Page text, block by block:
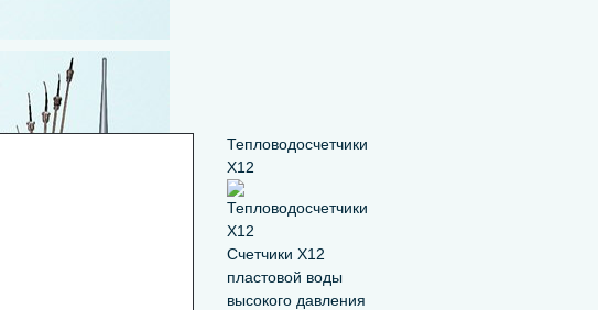
Тепловодосчетчики
Х12
Счетчики Х12
пластовой воды
высокого давления